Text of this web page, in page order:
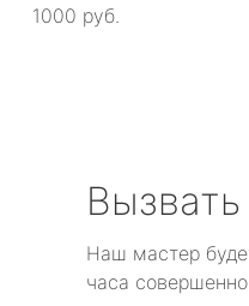
1000 руб.
Наш мастер
часа